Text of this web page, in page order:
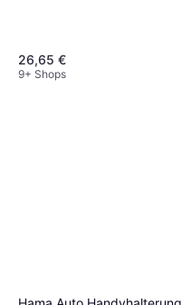
26,65 €
9+ Shops